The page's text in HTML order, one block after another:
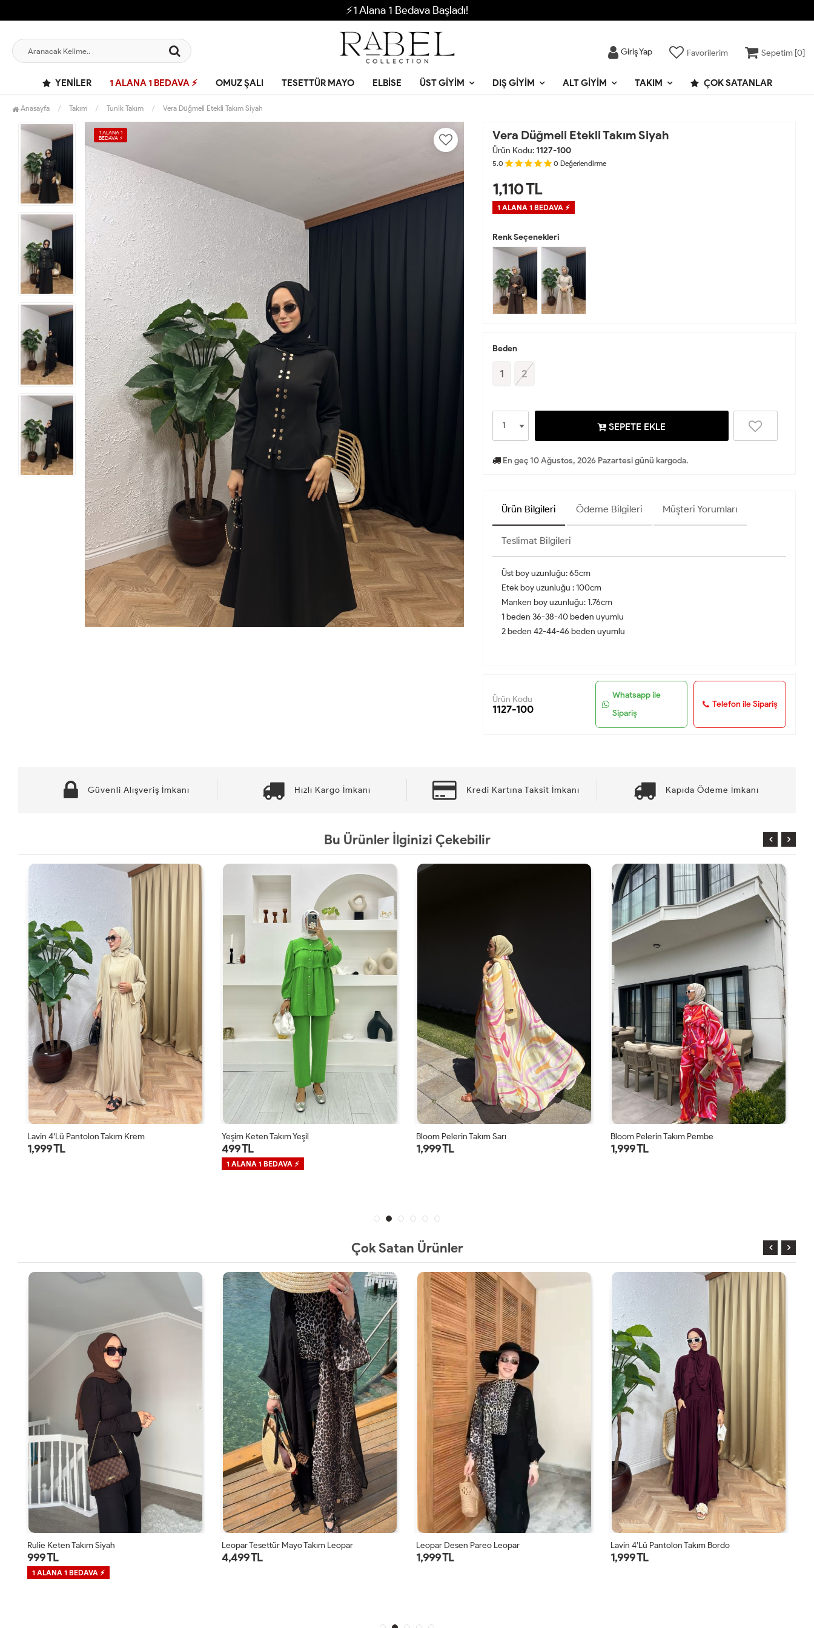
⚡1 Alana 1 Bedava Başladı!
Giriş Yap Favorilerim Sepetim [0]
YENILER 1 ALANA 1 BEDAVA ⚡ OMUZ ŞALI TESETTÜR MAYO ELBISE ÜST GIYIM DIŞ GIYIM ALT GIYIM TAKIM ÇOK SATANLAR
Anasayfa Takım Tunik Takım Vera Düğmeli Etekli Takım Siyah
1 ALANA 1
BEDAVA ⚡
Vera Düğmeli Etekli Takım Siyah
Ürün Kodu:1127-100
5.0 0 Değerlendirme
1,110TL
1 ALANA 1 BEDAVA ⚡
Renk Seçenekleri
Beden
1 2
SEPETE EKLE
En geç 10 Ağustos, 2026 Pazartesi günü kargoda.
Ürün Bilgileri Ödeme Bilgileri Müşteri Yorumları
Teslimat Bilgileri
Üst boy uzunluğu: 65cm
Etek boy uzunluğu : 100cm
Manken boy uzunluğu: 1.76cm
1 beden 36-38-40 beden uyumlu
2 beden 42-44-46 beden uyumlu
Ürün Kodu
1127-100
Whatsapp ile
Sipariş
Telefon ile Sipariş
Güvenli Alışveriş İmkanı Hızlı Kargo İmkanı Kredi Kartına Taksit İmkanı Kapıda Ödeme İmkanı
Bu Ürünler İlginizi Çekebilir
Lavin 4’lü Pantolon Takım Krem
1,999 TL
Yeşim Keten Takım Yeşil
499 TL
1 ALANA 1 BEDAVA ⚡
Bloom Pelerin Takım Sarı
1,999 TL
Bloom Pelerin Takım Pembe
1,999 TL
Çok Satan Ürünler
Rulie Keten Takım Siyah
999 TL
1 ALANA 1 BEDAVA ⚡
Leopar Tesettür Mayo Takım Leopar
4,499 TL
Leopar Desen Pareo Leopar
1,999 TL
Lavin 4’lü Pantolon Takım Bordo
1,999 TL